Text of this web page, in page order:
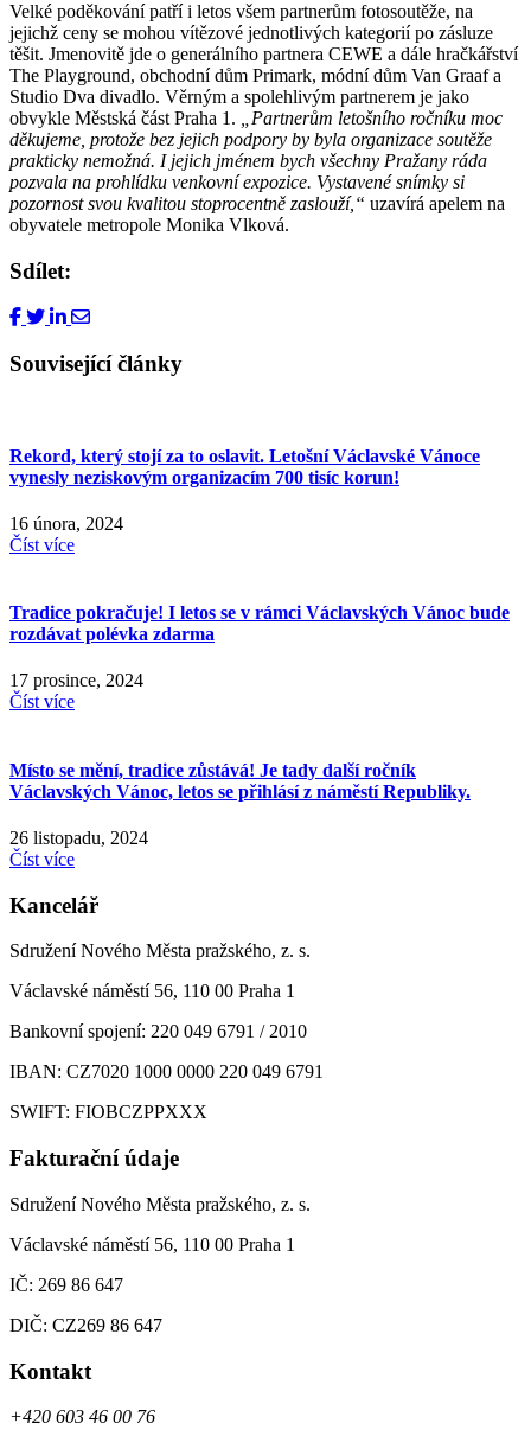
Velké poděkování patří i letos všem partnerům fotosoutěže, na
jejichž ceny se mohou vítězové jednotlivých kategorií po zásluze
těšit. Jmenovitě jde o generálního partnera CEWE a dále hračkářství
The Playground, obchodní dům Primark, módní dům Van Graaf a
Studio Dva divadlo. Věrným a spolehlivým partnerem je jako
obvykle Městská část Praha 1. „Partnerům letošního ročníku moc
děkujeme, protože bez jejich podpory by byla organizace soutěže
prakticky nemožná. I jejich jménem bych všechny Pražany ráda
pozvala na prohlídku venkovní expozice. Vystavené snímky si
pozornost svou kvalitou stoprocentně zaslouží,“ uzavírá apelem na
obyvatele metropole Monika Vlková.
Sdílet:
Související články
Rekord, který stojí za to oslavit. Letošní Václavské Vánoce
vynesly neziskovým organizacím 700 tisíc korun!
16 února, 2024
Číst více
Tradice pokračuje! I letos se v rámci Václavských Vánoc bude
rozdávat polévka zdarma
17 prosince, 2024
Číst více
Místo se mění, tradice zůstává! Je tady další ročník
Václavských Vánoc, letos se přihlásí z náměstí Republiky.
26 listopadu, 2024
Číst více
Kancelář
Sdružení Nového Města pražského, z. s.
Václavské náměstí 56, 110 00 Praha 1
Bankovní spojení: 220 049 6791 / 2010
IBAN: CZ7020 1000 0000 220 049 6791
SWIFT: FIOBCZPPXXX
Fakturační údaje
Sdružení Nového Města pražského, z. s.
Václavské náměstí 56, 110 00 Praha 1
IČ: 269 86 647
DIČ: CZ269 86 647
Kontakt
+420 603 46 00 76